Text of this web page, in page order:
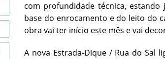
com profundidade técnica,
base do enrocamento e do leito do
obra vai ter início este mês e vai
A nova Estrada-Dique / Rua do Sal